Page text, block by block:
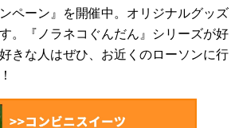
ペーン』を開催中。オリジナルグッズ
。『ノラネコぐんだん』シリーズが好
きな人はぜひ、お近くのローソンに行